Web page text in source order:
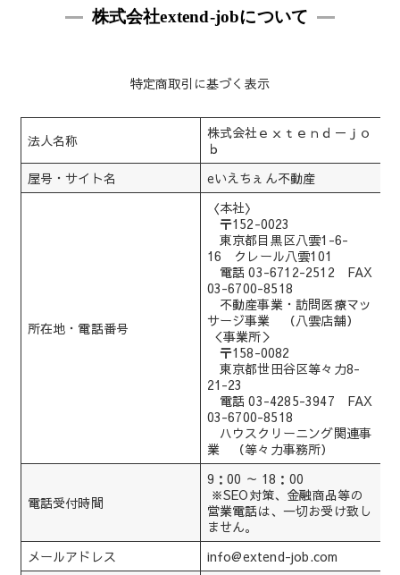
株式会社extend-jobについて
特定商取引に基づく表示
法人名称
株式会社ｅｘｔｅｎｄ－ｊｏ
ｂ
屋号・サイト名
eいえちぇん不動産
所在地・電話番号
〈本社〉
〒152-0023
東京都目黒区八雲1-6-
16 クレール八雲101
電話 03-6712-2512 FAX
03-6700-8518
不動産事業・訪問医療マッ
サージ事業 （八雲店舗）
＜事業所＞
〒158-0082
東京都世田谷区等々力8-
21-23
電話 03-4285-3947 FAX
03-6700-8518
ハウスクリーニング関連事
業 （等々力事務所）
電話受付時間
9：00 ～ 18：00
※SEO対策、金融商品等の
営業電話は、一切お受け致し
ません。
メールアドレス
info@extend-job.com